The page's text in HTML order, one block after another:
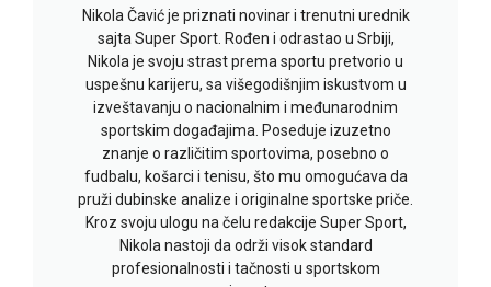
Nikola Čavić je priznati novinar i trenutni urednik
sajta Super Sport. Rođen i odrastao u Srbiji,
Nikola je svoju strast prema sportu pretvorio u
uspešnu karijeru, sa višegodišnjim iskustvom u
izveštavanju o nacionalnim i međunarodnim
sportskim događajima. Poseduje izuzetno
znanje o različitim sportovima, posebno o
fudbalu, košarci i tenisu, što mu omogućava da
pruži dubinske analize i originalne sportske priče.
Kroz svoju ulogu na čelu redakcije Super Sport,
Nikola nastoji da održi visok standard
profesionalnosti i tačnosti u sportskom